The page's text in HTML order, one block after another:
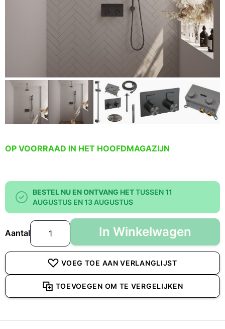
OP VOORRAAD IN HET HOOFDMAGAZIJN
BESTEL NU EN ONTVANG HETTUSSEN 11
AUGUSTUS EN 13 AUGUSTUS
Aantal In Winkelwagen
VOEG TOE AAN VERLANGLIJST
TOEVOEGEN OM TE VERGELIJKEN